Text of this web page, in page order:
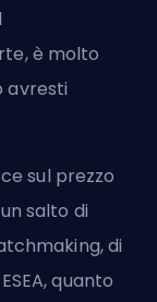
è molto
avresti
sul prezzo
salto di
di
quanto